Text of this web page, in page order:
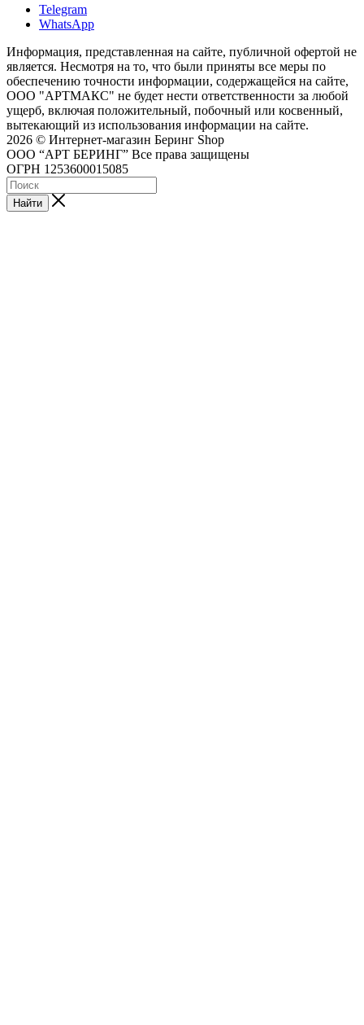
Telegram
WhatsApp
Информация, представленная на сайте, публичной офертой не
является. Несмотря на то, что были приняты все меры по
обеспечению точности информации, содержащейся на сайте,
ООО "АРТМАКС" не будет нести ответственности за любой
ущерб, включая положительный, побочный или косвенный,
вытекающий из использования информации на сайте.
2026 © Интернет-магазин Беринг Shop
ООО “АРТ БЕРИНГ” Все права защищены
ОГРН 1253600015085
Найти